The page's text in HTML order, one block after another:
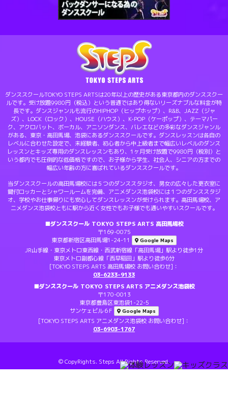
ダンススクールTOKYO STEPS ARTSは20年以上の歴史がある東京都内のダンススクー
ルです。受け放題9980円（税込）という普通ではあり得ないリーズナブルな料金が特
長です。ダンスジャンルも流行のHIPHOP（ヒップホップ）、R&B、JAZZ（ジャ
ズ）、LOCK（ロック）、HOUSE（ハウス）、K-POP（ケーポップ）、テーマパー
ク、アクロバット、ボーカル、アニソンダンス、バレエなどの多彩なダンスジャンル
がある、東京・高田馬場、池袋にあるダンススクールです。ダンスレッスンは各自の
レベルに合わせた設定で、未経験者、初心者から中上級者まで幅広いレベルのダンス
レッスンとキッズ専用のダンスレッスンもあり、1ヶ月受け放題で9980円（税別）と
いう都内でも圧倒的な低価格ですので、お子様から学生、社会人、シニアの方までの
幅広い年齢の方に喜ばれているダンススクールです。
当ダンススクールの高田馬場校には５つのダンススタジオ、男女の広々した更衣室に
鍵付ロッカーとシャワールームを完備、アニメダンス池袋校には１つのダンススタジ
オ、学校やお仕事帰りにも安心してダンスレッスンが受けられます。高田馬場校、ア
ニメダンス池袋校ともに駅から近く女性でもお子様でも通いやすいスクールです。
■ダンススクール TOKYO STEPS ARTS 高田馬場校
〒169-0075
東京都新宿区高田馬場1-24-11
Google Maps
JR山手線・東京メトロ東西線・西武新宿線「高田馬場」駅より徒歩1分
東京メトロ副都心線「西早稲田」駅より徒歩6分
[TOKYO STEPS ARTS 高田馬場校 お問い合わせ]：
03-6233-9133
■ダンススクール TOKYO STEPS ARTS アニメダンス池袋校
〒170-0013
東京都豊島区東池袋1-22-5
サンケェビル６F
Google Maps
[TOKYO STEPS ARTS アニメダンス池袋校 お問い合わせ]：
03-6903-1767
© CopyRights. Steps All Rights Reserved.